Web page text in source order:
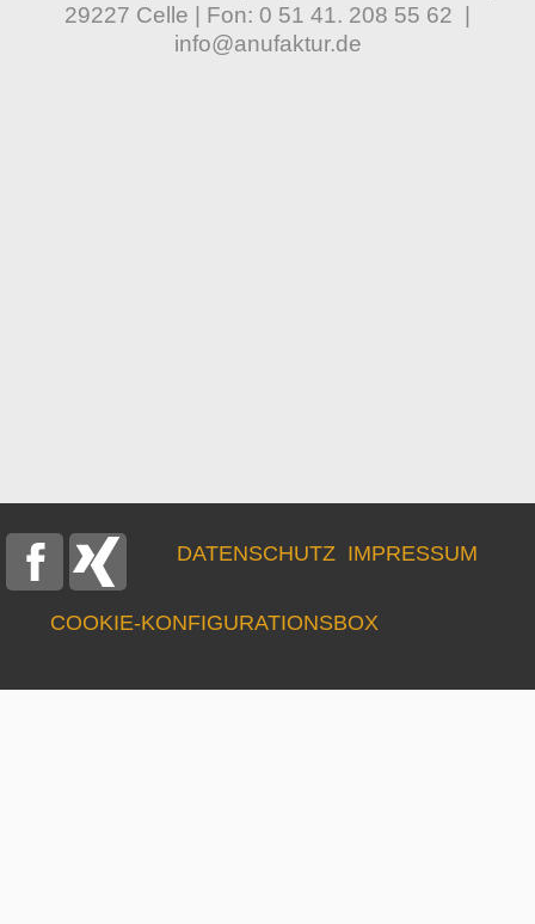
29227 Celle | Fon: 0 51 41. 208 55 62
info@anufaktur.de
DATENSCHUTZ IMPRESSUM
COOKIE‑KONFIGURATIONSBOX